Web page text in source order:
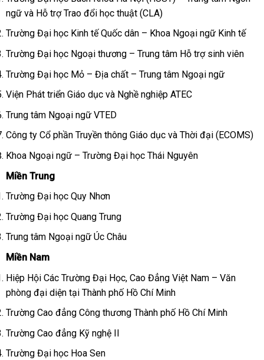
ngữ và Hỗ trợ Trao đổi học thuật (CLA)
Trường Đại học Kinh tế Quốc dân – Khoa Ngoại ngữ Kinh tế
Trường Đại học Ngoại thương – Trung tâm Hỗ trợ sinh viên
Trường Đại học Mỏ – Địa chất – Trung tâm Ngoại ngữ
Viện Phát triển Giáo dục và Nghề nghiệp ATEC
Trung tâm Ngoại ngữ VTED
Công ty Cổ phần Truyền thông Giáo dục và Thời đại (ECOMS)
Khoa Ngoại ngữ – Trường Đại học Thái Nguyên
Miền Trung
Trường Đại học Quy Nhơn
Trường Đại học Quang Trung
Trung tâm Ngoại ngữ Úc Châu
Miền Nam
Hiệp Hội Các Trường Đại Học, Cao Đẳng Việt Nam – Văn
phòng đại diện tại Thành phố Hồ Chí Minh
Trường Cao đẳng Công thương Thành phố Hồ Chí Minh
Trường Cao đẳng Kỹ nghệ II
Trường Đại học Hoa Sen